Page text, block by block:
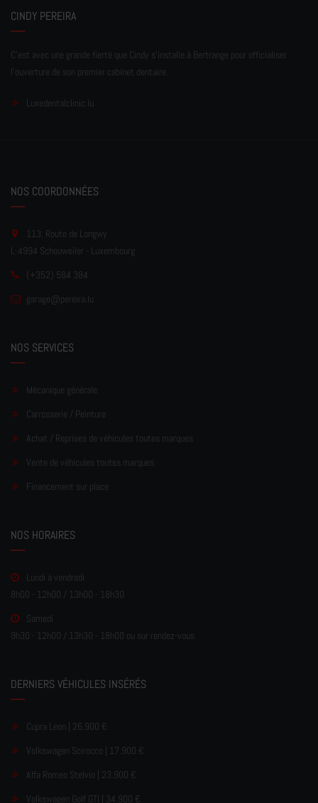
CINDY PEREIRA
C'est avec une grande fierté que Cindy s'installe à Bertrange pour officialiser
l'ouverture de son premier cabinet dentaire.
Luxedentalclinic.lu
NOS COORDONNÉES
113, Route de Longwy
L-4994 Schouweiler - Luxembourg
(+352) 584 384
garage@pereira.lu
NOS SERVICES
Mécanique générale
Carrosserie / Peinture
Achat / Reprises de véhicules toutes marques
Vente de véhicules toutes marques
Financement sur place
NOS HORAIRES
Lundi à vendredi
8h00 - 12h00 / 13h00 - 18h30
Samedi
9h30 - 12h00 / 13h30 - 18h00 ou sur rendez-vous
DERNIERS VÉHICULES INSÉRÉS
Cupra Leon | 26.900 €
Volkswagen Scirocco | 17.900 €
Alfa Romeo Stelvio | 23.900 €
Volkswagen Golf GTI | 34.900 €